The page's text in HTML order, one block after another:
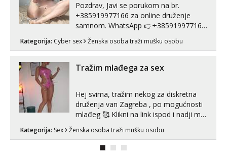
Pozdrav, Javi se porukom na br.
+385919977166 za online druženje
samnom. WhatsApp 👉+385919977166
Telegram 👉@enafriedrichkis Radim
videopozive s licem, solo i s partnerom,
kombinacije halteri, haljine, štikle,
samostojeće itd. Nudim svakakva videa
Kategorija: Cyber sex Ženska osoba traži mušku osobu
Tražim mlađega za sex
Hej svima, tražim nekog za diskretna
druženja van Zagreba , po mogućnosti
mlađeg 🥰 Klikni na link ispod i nadji me
Kategorija: Sex Ženska osoba traži mušku osobu